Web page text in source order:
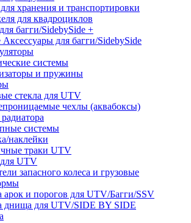
хранения и транспортировки
для квадроциклов
багги/SidebySide +
Аксессуары для багги/SidebySide
системы
и пружины
стекла для UTV
чехлы (аквабоксы)
системы
наклейки
траки UTV
UTV
запасного колеса и грузовые
арок и порогов для UTV/Багги/SSV
днища для UTV/SIDE BY SIDE